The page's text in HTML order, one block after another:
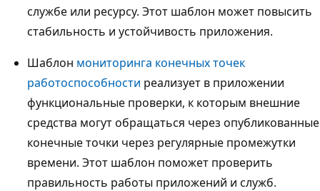
службе или ресурсу. Этот шаблон может повысить
стабильность и устойчивость приложения.
Шаблон мониторинга конечных точек
работоспособности реализует в приложении
функциональные проверки, к которым внешние
средства могут обращаться через опубликованные
конечные точки через регулярные промежутки
времени. Этот шаблон поможет проверить
правильность работы приложений и служб.